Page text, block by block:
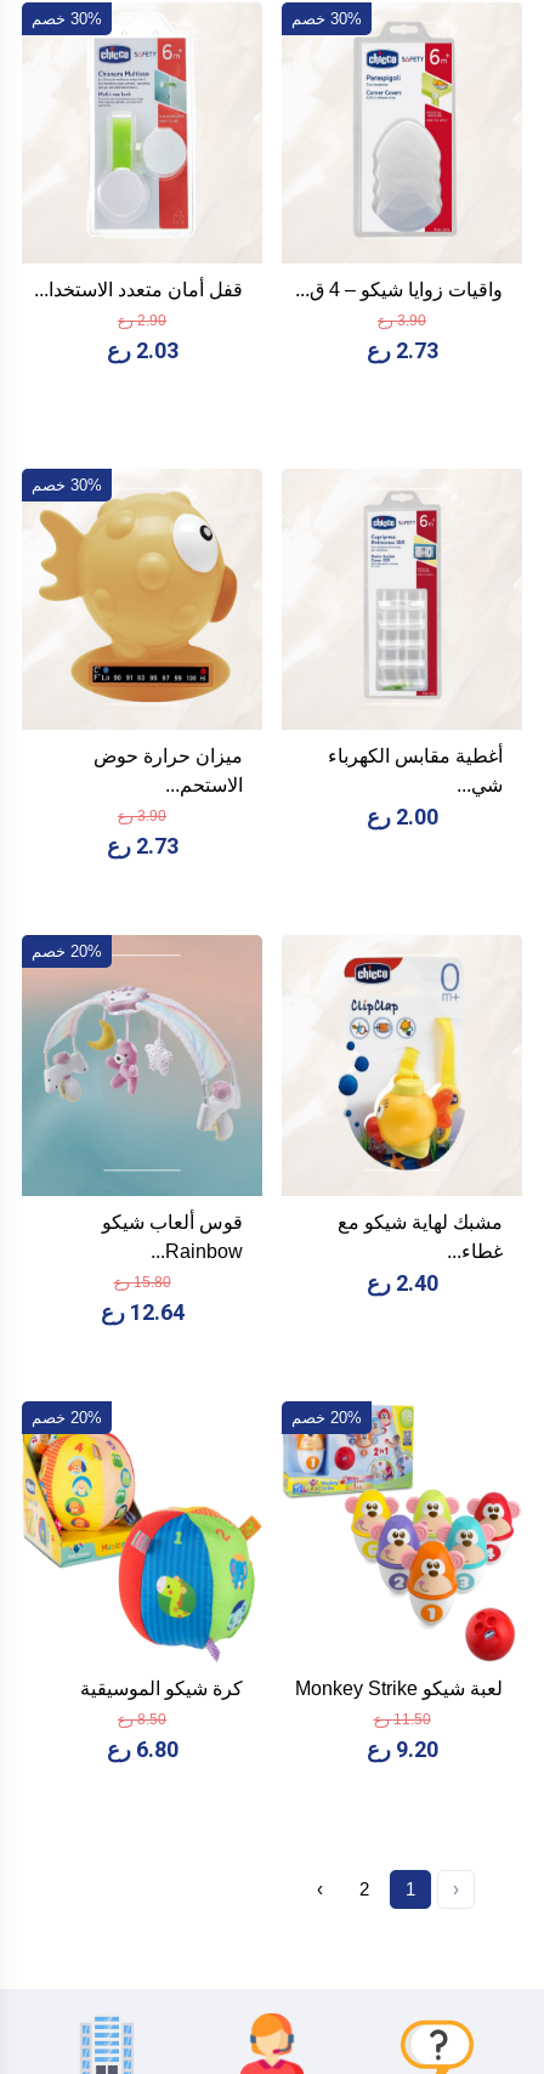
30% خصم
واقيات زوايا شيكو – 4 ق...
3.90 رع
2.73 رع
30% خصم
قفل أمان متعدد الاستخدا...
2.90 رع
2.03 رع
أغطية مقابس الكهرباء
شي...
2.00 رع
30% خصم
ميزان حرارة حوض
الاستحم...
3.90 رع
2.73 رع
مشبك لهاية شيكو مع
غطاء...
2.40 رع
20% خصم
قوس ألعاب شيكو
Rainbow...
15.80 رع
12.64 رع
20% خصم
لعبة شيكو Monkey Strike
11.50 رع
9.20 رع
20% خصم
كرة شيكو الموسيقية
8.50 رع
6.80 رع
‹
1
2
›